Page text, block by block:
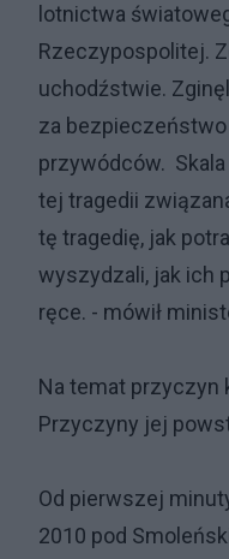
lotnictwa
Rzeczypospolitej.
uchodźstwie.
za bezpieczeństwo
przywódców.
tej tragedii
tę tragedię, jak
wyszydzali, jak ich
ręce. - mówił
Na temat przyczyn
Przyczyny jej
Od pierwszej
2010 pod